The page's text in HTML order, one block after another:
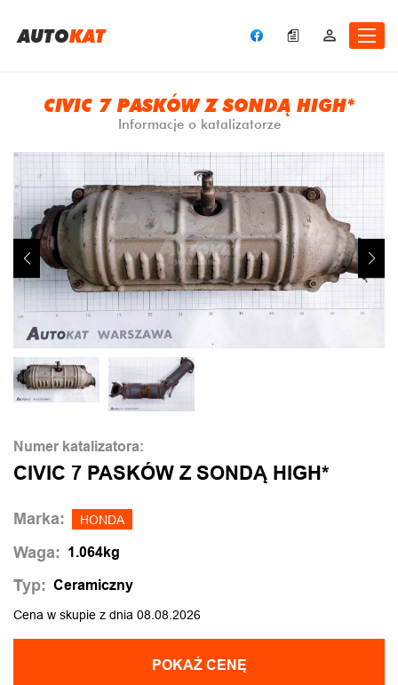
AUTOKAT
CIVIC 7 PASKÓW Z SONDĄ HIGH*
Informacje o katalizatorze
Numer katalizatora:
CIVIC 7 PASKÓW Z SONDĄ HIGH*
Marka: HONDA
Waga: 1.064kg
Typ: Ceramiczny
Cena w skupie z dnia 08.08.2026
POKAŻ CENĘ